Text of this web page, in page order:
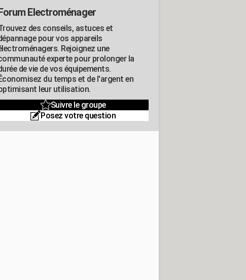
Electroménager
des conseils, astuces et
pour vos appareils
Rejoignez une
experte pour prolonger la
de vie de vos équipements.
du temps et de l'argent en
leur utilisation.
Suivre le groupe
Posez votre question